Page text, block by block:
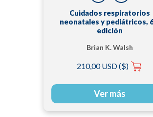
Cuidados respiratorios
neonatales y pediátricos,
edición
Brian K. Walsh
210,00 USD ($)
Ver más